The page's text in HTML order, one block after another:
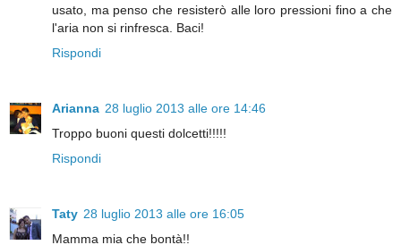
usato, ma penso che resisterò alle loro pressioni fino a che
l'aria non si rinfresca. Baci!
Rispondi
Arianna 28 luglio 2013 alle ore 14:46
Troppo buoni questi dolcetti!!!!!
Rispondi
Taty 28 luglio 2013 alle ore 16:05
Mamma mia che bontà!!